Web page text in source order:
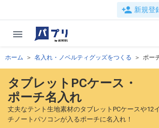
person_add 新規登
menu
ホーム 名入れ・ノベルティグッズをつくる ポー
タブレットPCケース・
ポーチ名入れ
丈夫なテント生地素材のタブレットPCケースや12
チノートパソコンが入るポーチに名入れ！